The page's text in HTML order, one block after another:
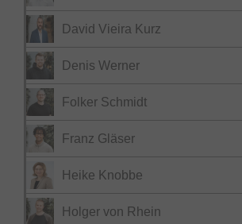
David Vieira Kurz
Denis Werner
Folker Schmidt
Franz Gläser
Heike Knobbe
Holger von Rhein